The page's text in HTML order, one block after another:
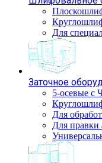
Для
Заточное
5-осевые с
Для
Для правки